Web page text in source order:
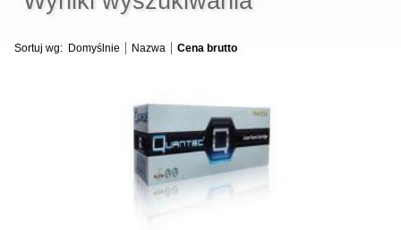
Sortuj wg: Domyślnie Nazwa Cena brutto